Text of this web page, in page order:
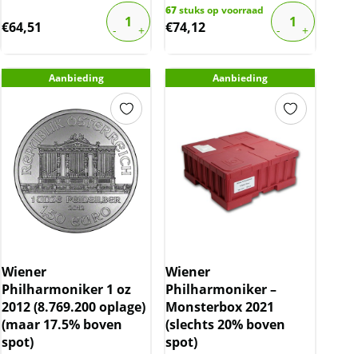
€64,51
67stuks op voorraad
€74,12
Aanbieding
Wiener
Philharmoniker 1 oz
2012 (8.769.200 oplage)
(maar 17.5% boven
spot)
Aanbieding
Wiener
Philharmoniker –
Monsterbox 2021
(slechts 20% boven
spot)